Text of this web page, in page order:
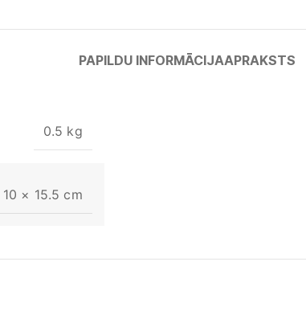
PAPILDU INFORMĀCIJAAPRAKSTS
0.5 kg
× 15.5 cm